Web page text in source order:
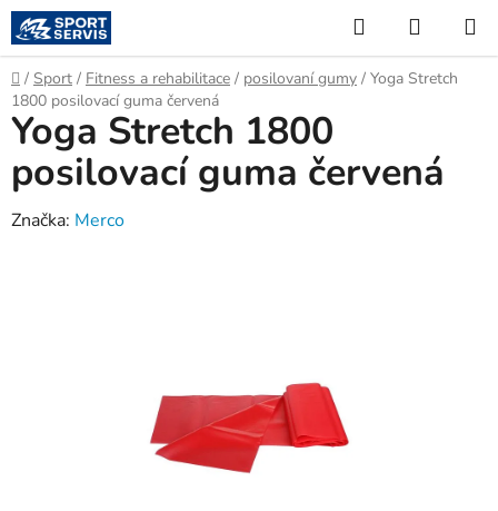
Přejít
na
obsah
Hledat
KOŠÍK
Domů
/ Sport / Fitness a rehabilitace / posilovaní gumy / Yoga Stretch
1800 posilovací guma červená
Yoga Stretch 1800
posilovací guma červená
Značka: Merco